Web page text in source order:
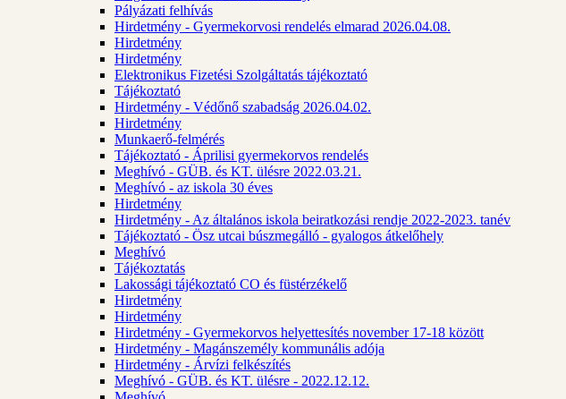
Pályázati felhívás
Hirdetmény - Gyermekorvosi rendelés elmarad 2026.04.08.
Hirdetmény
Hirdetmény
Elektronikus Fizetési Szolgáltatás tájékoztató
Tájékoztató
Hirdetmény - Védőnő szabadság 2026.04.02.
Hirdetmény
Munkaerő-felmérés
Tájékoztató - Áprilisi gyermekorvos rendelés
Meghívó - GÜB. és KT. ülésre 2022.03.21.
Meghívó - az iskola 30 éves
Hirdetmény
Hirdetmény - Az általános iskola beiratkozási rendje 2022-2023. tanév
Tájékoztató - Ösz utcai búszmegálló - gyalogos átkelőhely
Meghívó
Tájékoztatás
Lakossági tájékoztató CO és füstérzékelő
Hirdetmény
Hirdetmény
Hirdetmény - Gyermekorvos helyettesítés november 17-18 között
Hirdetmény - Magánszemély kommunális adója
Hirdetmény - Árvízi felkészítés
Meghívó - GÜB. és KT. ülésre - 2022.12.12.